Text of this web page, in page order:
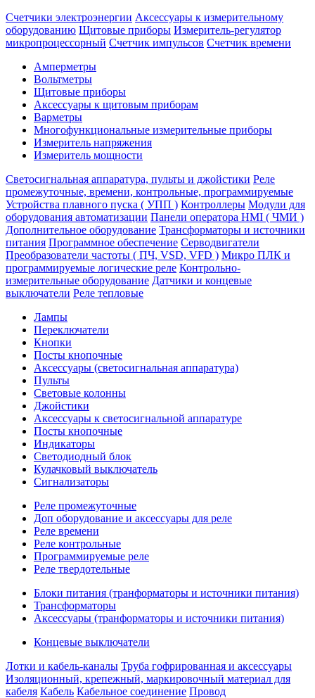
Счетчики электроэнергии Аксессуары к измерительному
оборудованию Щитовые приборы Измеритель-регулятор
микропроцессорный Счетчик импульсов Счетчик времени
Амперметры
Вольтметры
Щитовые приборы
Аксессуары к щитовым приборам
Варметры
Многофункциональные измерительные приборы
Измеритель напряжения
Измеритель мощности
Светосигнальная аппаратура, пульты и джойстики Реле
промежуточные, времени, контрольные, программируемые
Устройства плавного пуска ( УПП ) Контроллеры Модули для
оборудования автоматизации Панели оператора HMI ( ЧМИ )
Дополнительное оборудование Транcформаторы и источники
питания Программное обеспечение Серводвигатели
Преобразователи частоты ( ПЧ, VSD, VFD ) Микро ПЛК и
программируемые логические реле Контрольно-
измерительные оборудование Датчики и концевые
выключатели Реле тепловые
Лампы
Переключатели
Кнопки
Посты кнопочные
Аксессуары (светосигнальная аппаратура)
Пульты
Световые колонны
Джойстики
Аксессуары к светосигнальной аппаратуре
Посты кнопочные
Индикаторы
Светодиодный блок
Кулачковый выключатель
Сигнализаторы
Реле промежуточные
Доп оборудование и аксессуары для реле
Реле времени
Реле контрольные
Программируемые реле
Реле твердотельные
Блоки питания (транформаторы и источники питания)
Трансформаторы
Аксессуары (транформаторы и источники питания)
Концевые выключатели
Лотки и кабель-каналы Труба гофрированная и аксессуары
Изоляционный, крепежный, маркировочный материал для
кабеля Кабель Кабельное соединение Провод